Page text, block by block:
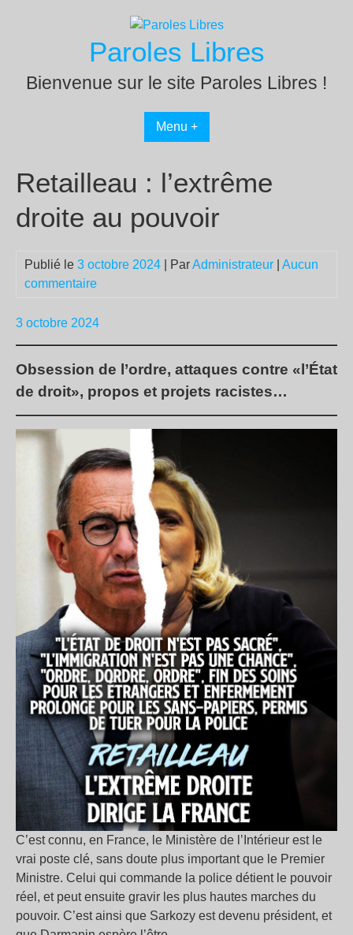
Paroles Libres
Bienvenue sur le site Paroles Libres !
Menu +
Retailleau : l’extrême
droite au pouvoir
Publié le 3 octobre 2024 | ParAdministrateur
Aucun
commentaire
3 octobre 2024
Obsession de l’ordre, attaques contre «l’État
de droit», propos et projets racistes…
C’est connu, en France, le Ministère de l’Intérieur est le
vrai poste clé, sans doute plus important que le Premier
Ministre. Celui qui commande la police détient le pouvoir
réel, et peut ensuite gravir les plus hautes marches du
pouvoir. C’est ainsi que Sarkozy est devenu président, et